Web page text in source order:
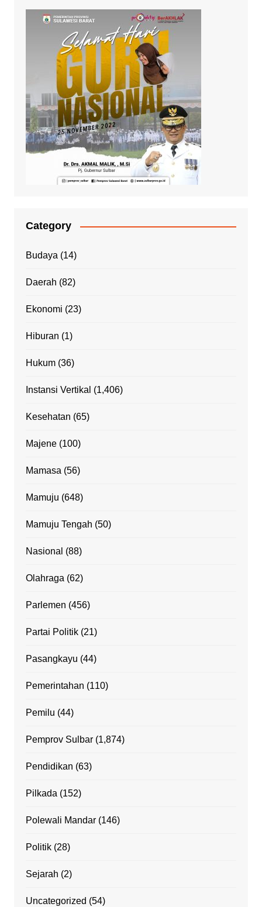
Category
Budaya (14)
Daerah (82)
Ekonomi (23)
Hiburan (1)
Hukum(36)
Instansi Vertikal (1,406)
Kesehatan (65)
Majene(100)
Mamasa (56)
Mamuju (648)
Mamuju Tengah (50)
Nasional (88)
Olahraga (62)
Parlemen (456)
Partai Politik(21)
Pasangkayu (44)
Pemerintahan (110)
Pemilu (44)
Pemprov Sulbar(1,874)
Pendidikan (63)
Pilkada (152)
Polewali Mandar(146)
Politik(28)
Sejarah (2)
Uncategorized (54)